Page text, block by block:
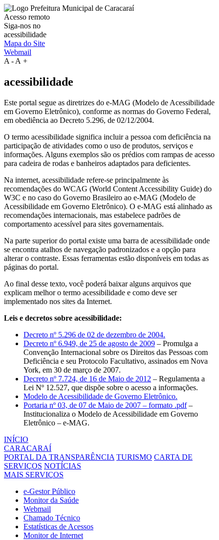
Acesso remoto
Siga-nos no
acessibilidade
Mapa do Site
Webmail
A - A +
acessibilidade
Este portal segue as diretrizes do e-MAG (Modelo de Acessibilidade
em Governo Eletrônico), conforme as normas do Governo Federal,
em obediência ao Decreto 5.296, de 02/12/2004.
O termo acessibilidade significa incluir a pessoa com deficiência na
participação de atividades como o uso de produtos, serviços e
informações. Alguns exemplos são os prédios com rampas de acesso
para cadeira de rodas e banheiros adaptados para deficientes.
Na internet, acessibilidade refere-se principalmente às
recomendações do WCAG (World Content Accessibility Guide) do
W3C e no caso do Governo Brasileiro ao e-MAG (Modelo de
Acessibilidade em Governo Eletrônico). O e-MAG está alinhado as
recomendações internacionais, mas estabelece padrões de
comportamento acessível para sites governamentais.
Na parte superior do portal existe uma barra de acessibilidade onde
se encontra atalhos de navegação padronizados e a opção para
alterar o contraste. Essas ferramentas estão disponíveis em todas as
páginas do portal.
Ao final desse texto, você poderá baixar alguns arquivos que
explicam melhor o termo acessibilidade e como deve ser
implementado nos sites da Internet.
Leis e decretos sobre acessibilidade:
Decreto nº 5.296 de 02 de dezembro de 2004.
Decreto nº 6.949, de 25 de agosto de 2009 – Promulga a
Convenção Internacional sobre os Direitos das Pessoas com
Deficiência e seu Protocolo Facultativo, assinados em Nova
York, em 30 de março de 2007.
Decreto nº 7.724, de 16 de Maio de 2012 – Regulamenta a
Lei Nº 12.527, que dispõe sobre o acesso a informações.
Modelo de Acessibilidade de Governo Eletrônico.
Portaria nº 03, de 07 de Maio de 2007 – formato .pdf–
Institucionaliza o Modelo de Acessibilidade em Governo
Eletrônico – e-MAG.
INÍCIO
CARACARAÍ
PORTAL DA TRANSPARÊNCIA TURISMO CARTA DE
SERVIÇOS NOTÍCIAS
MAIS SERVIÇOS
e-Gestor Público
Monitor da Saúde
Webmail
Chamado Técnico
Estatísticas de Acessos
Monitor de Internet